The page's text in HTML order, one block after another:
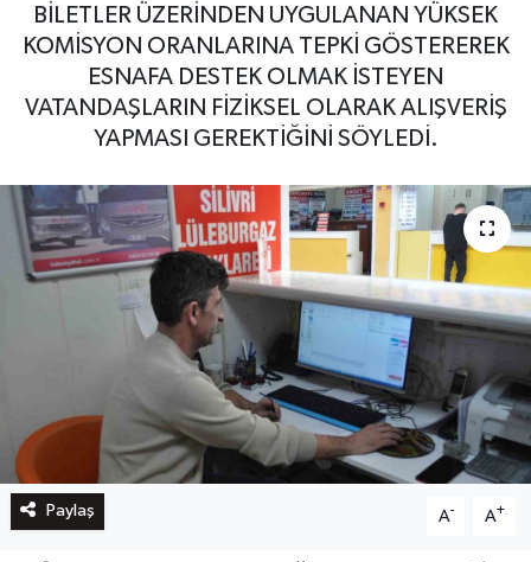
BİLETLER ÜZERİNDEN UYGULANAN YÜKSEK
KOMİSYON ORANLARINA TEPKİ GÖSTEREREK
ESNAFA DESTEK OLMAK İSTEYEN
VATANDAŞLARIN FİZİKSEL OLARAK ALIŞVERİŞ
YAPMASI GEREKTİĞİNİ SÖYLEDİ.
Paylaş A- A+